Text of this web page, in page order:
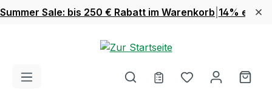
Zum Hauptinhalt springen
Summer Sale: bis 250 € Rabatt im Warenkorb 14% extra
Du hast 0